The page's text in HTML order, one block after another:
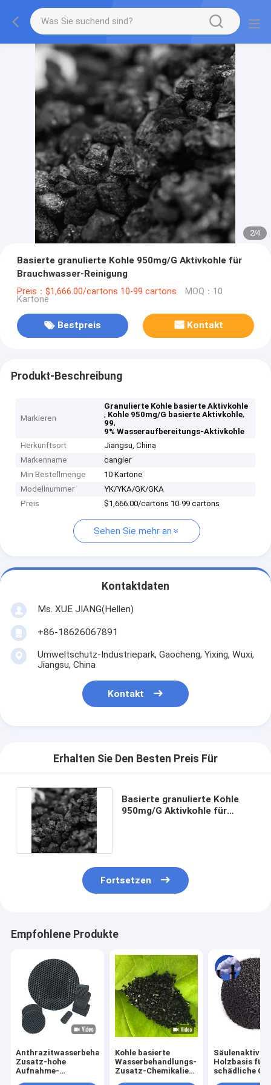
2/4
Basierte granulierte Kohle 950mg/G Aktivkohle für
Brauchwasser-Reinigung
Preis：$1,666.00/cartons 10-99 cartons MOQ：10
Kartone
Bestpreis Kontakt
Produkt-Beschreibung
Markieren
Granulierte Kohle basierte Aktivkohle
, Kohle 950mg/G basierte Aktivkohle,
99,
9% Wasseraufbereitungs-Aktivkohle
Herkunftsort
Jiangsu, China
Markenname
cangier
Min Bestellmenge
10 Kartone
Modellnummer
YK/YKA/GK/GKA
Preis
$1,666.00/cartons 10-99 cartons
Sehen Sie mehr an
Kontaktdaten
Ms. XUE JIANG(Hellen)
+86-18626067891
Umweltschutz-Industriepark, Gaocheng, Yixing, Wuxi,
Jiangsu, China
Kontakt
Erhalten Sie Den Besten Preis Für
Basierte granulierte Kohle
950mg/G Aktivkohle für
Fortsetzen
Empfohlene Produkte
Anthrazitwasserbehandlungs-
Zusatz-hohe
Aufnahme-
Kohle basierte
Wasserbehandlungs-
Zusatz-Chemikalien
Holzbasis für
schädliche